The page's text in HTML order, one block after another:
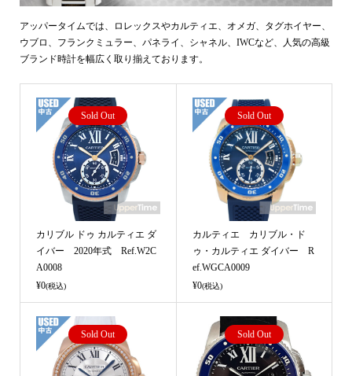
アッパータイムでは、ロレックスやカルティエ、オメガ、タグホイヤー、
ウブロ、フランクミュラー、パネライ、シャネル、IWCなど、人気の高級
ブランド時計を幅広く取り揃えております。
Sold Out
カリブル ドゥ カルティエ ダ
イバー 2020年式 Ref.W2C
A0008
¥0(税込)
Sold Out
カルティエ カリブル・ド
ゥ・カルティエ ダイバー R
ef.WGCA0009
¥0(税込)
Sold Out Sold Out